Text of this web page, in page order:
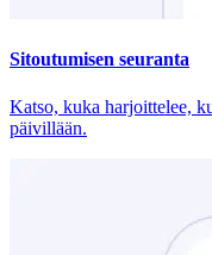
Sitoutumisen seuranta
Katso, kuka harjoittelee,
päivillään.